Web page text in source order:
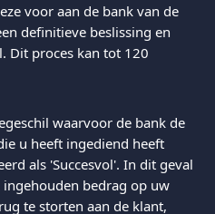
voor aan de bank van de
definitieve beslissing en
Dit proces kan tot 120
waarvoor de bank de
u heeft ingediend heeft
als 'Succesvol'. In dit geval
bedrag op uw
te storten aan de klant,